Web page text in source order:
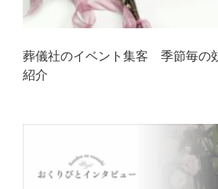
葬儀社のイベント集客 季節毎の
紹介